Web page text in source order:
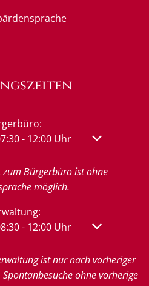
Öffnungs- oder
- 12:00Uhr Von 07:30
Bürgerbüro ist ohne
möglich.
Öffnungs- oder
- 12:00Uhr Von 08:30
ist nur nach vorheriger
ohne vorherige